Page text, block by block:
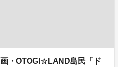
・OTOGI☆LAND島民「ド